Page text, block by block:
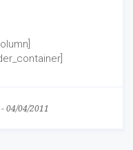
- 04/04/2011